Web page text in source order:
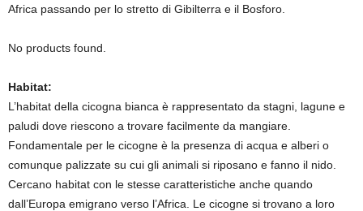
Africa passando per lo stretto di Gibilterra e il Bosforo.
No products found.
Habitat:
L’habitat della cicogna bianca è rappresentato da stagni, lagune e
paludi dove riescono a trovare facilmente da mangiare.
Fondamentale per le cicogne è la presenza di acqua e alberi o
comunque palizzate su cui gli animali si riposano e fanno il nido.
Cercano habitat con le stesse caratteristiche anche quando
dall’Europa emigrano verso l’Africa. Le cicogne si trovano a loro